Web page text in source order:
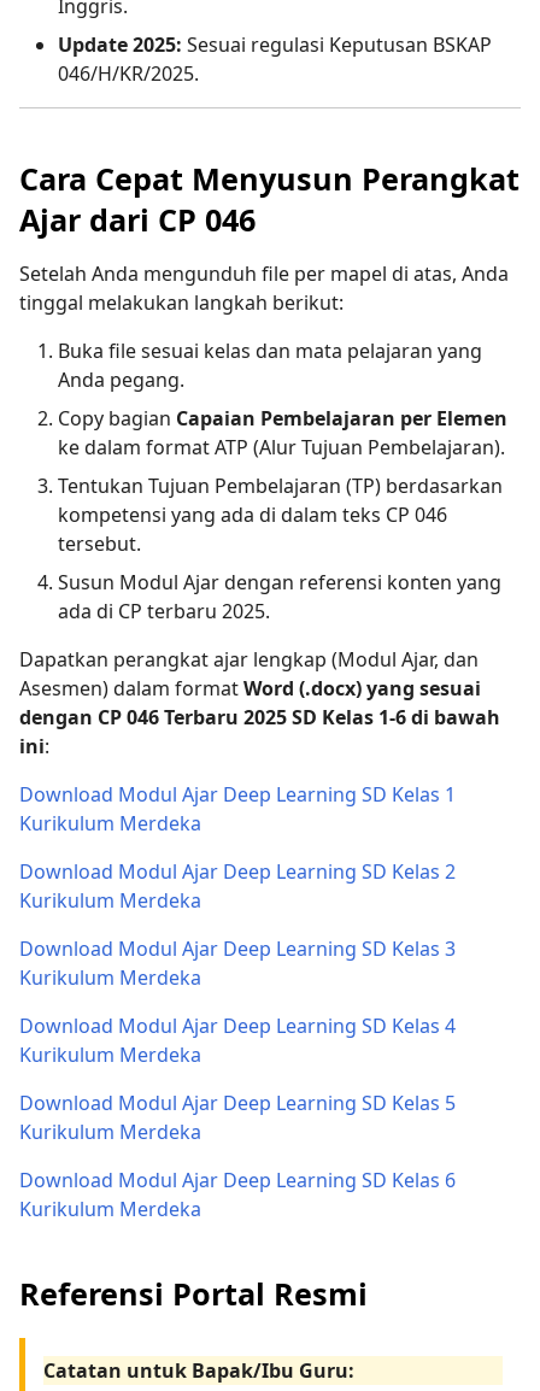
Inggris.
Update 2025: Sesuai regulasi Keputusan BSKAP
046/H/KR/2025.
Cara Cepat Menyusun Perangkat
Ajar dari CP 046
Setelah Anda mengunduh file per mapel di atas, Anda
tinggal melakukan langkah berikut:
Buka file sesuai kelas dan mata pelajaran yang
Anda pegang.
Copy bagian Capaian Pembelajaran per Elemen
ke dalam format ATP (Alur Tujuan Pembelajaran).
Tentukan Tujuan Pembelajaran (TP) berdasarkan
kompetensi yang ada di dalam teks CP 046
tersebut.
Susun Modul Ajar dengan referensi konten yang
ada di CP terbaru 2025.
Dapatkan perangkat ajar lengkap (Modul Ajar, dan
Asesmen) dalam formatWord (.docx) yang sesuai
dengan CP 046 Terbaru 2025 SD Kelas 1-6 di bawah
ini:
Download Modul Ajar Deep Learning SD Kelas 1
Kurikulum Merdeka
Download Modul Ajar Deep Learning SD Kelas 2
Kurikulum Merdeka
Download Modul Ajar Deep Learning SD Kelas 3
Kurikulum Merdeka
Download Modul Ajar Deep Learning SD Kelas 4
Kurikulum Merdeka
Download Modul Ajar Deep Learning SD Kelas 5
Kurikulum Merdeka
Download Modul Ajar Deep Learning SD Kelas 6
Kurikulum Merdeka
Referensi Portal Resmi
Catatan untuk Bapak/Ibu Guru: